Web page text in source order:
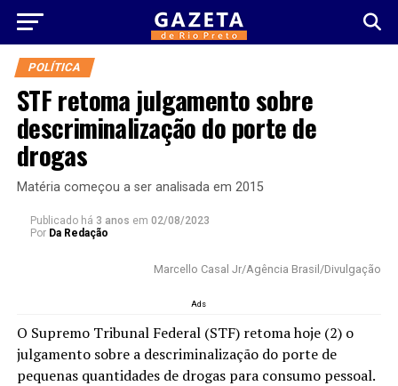
POLÍTICA
STF retoma julgamento sobre
descriminalização do porte de
drogas
Matéria começou a ser analisada em 2015
Publicado há 3 anos em 02/08/2023
Por Da Redação
Marcello Casal Jr/Agência Brasil/Divulgação
Ads
O Supremo Tribunal Federal (STF) retoma hoje (2) o
julgamento sobre a descriminalização do porte de
pequenas quantidades de drogas para consumo pessoal.